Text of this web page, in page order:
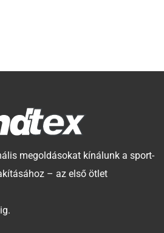
megoldásokat kínálunk a sport-
– az első ötlet